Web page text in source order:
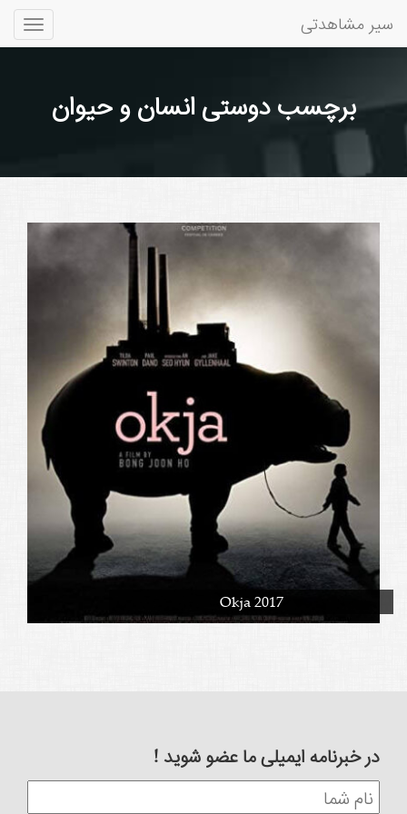
سیر مشاهدتی
برچسب دوستی انسان و حیوان
Okja 2017
در خبرنامه ایمیلی ما عضو شوید !